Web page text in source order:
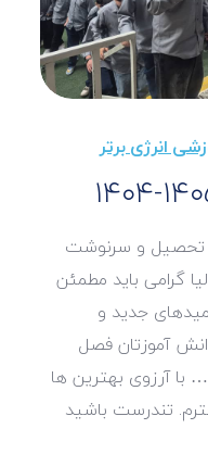
انرژی برتر
تحصیل و سرنوشت
گرامی باید مطمئن
جدید و
آموزتان فصل
با آرزوی بهترین ها
تندرست باشید